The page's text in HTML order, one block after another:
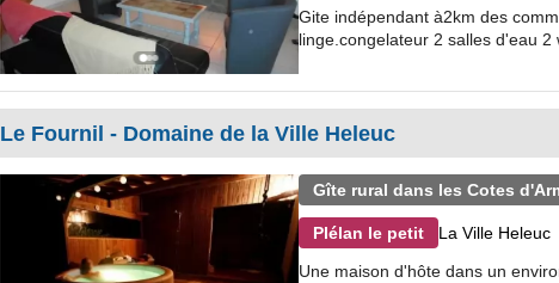
Gite indépendant à2km des
linge.congelateur 2 salles d'eau 2
Le Fournil - Domaine de la Ville Heleuc
Gîte rural dans les Cotes
Plélan le petit La Ville Heleuc
Une maison d'hôte dans un